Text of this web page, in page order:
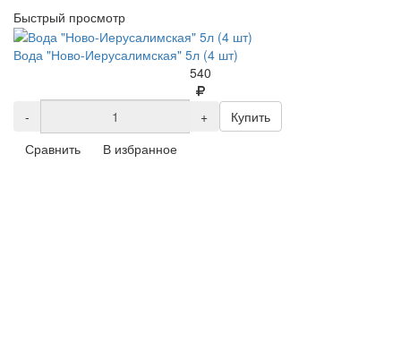
Быстрый просмотр
Вода "Ново-Иерусалимская" 5л (4 шт)
540
- +
Купить
Сравнить
В избранное